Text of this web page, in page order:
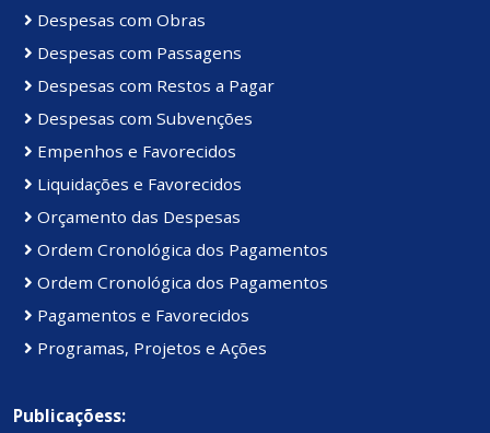
Despesas com Obras
Despesas com Passagens
Despesas com Restos a Pagar
Despesas com Subvenções
Empenhos e Favorecidos
Liquidações e Favorecidos
Orçamento das Despesas
Ordem Cronológica dos Pagamentos
Ordem Cronológica dos Pagamentos
Pagamentos e Favorecidos
Programas, Projetos e Ações
Publicaçõess: